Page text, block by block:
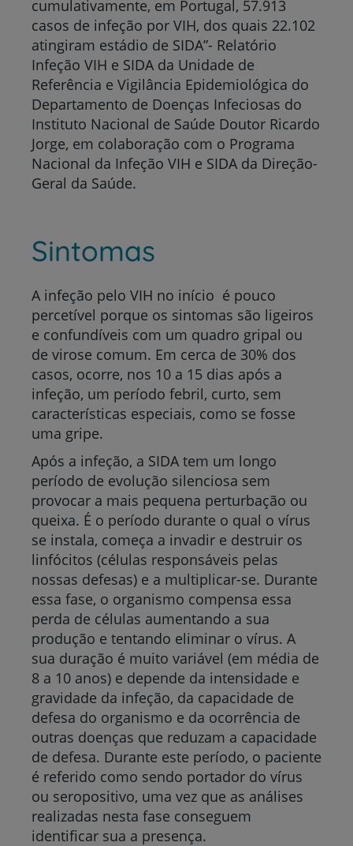
cumulativamente, em Portugal, 57.913
casos de infeção por VIH, dos quais 22.102
atingiram estádio de SIDA”- Relatório
Infeção VIH e SIDA da Unidade de
Referência e Vigilância Epidemiológica do
Departamento de Doenças Infeciosas do
Instituto Nacional de Saúde Doutor Ricardo
Jorge, em colaboração com o Programa
Nacional da Infeção VIH e SIDA da Direção-
Geral da Saúde.
Sintomas
A infeção pelo VIH no início é pouco
percetível porque os sintomas são ligeiros
e confundíveis com um quadro gripal ou
de virose comum. Em cerca de 30% dos
casos, ocorre, nos 10 a 15 dias após a
infeção, um período febril, curto, sem
características especiais, como se fosse
uma gripe.
Após a infeção, a SIDA tem um longo
período de evolução silenciosa sem
provocar a mais pequena perturbação ou
queixa. É o período durante o qual o vírus
se instala, começa a invadir e destruir os
linfócitos (células responsáveis pelas
nossas defesas) e a multiplicar-se. Durante
essa fase, o organismo compensa essa
perda de células aumentando a sua
produção e tentando eliminar o vírus. A
sua duração é muito variável (em média de
8 a 10 anos) e depende da intensidade e
gravidade da infeção, da capacidade de
defesa do organismo e da ocorrência de
outras doenças que reduzam a capacidade
de defesa. Durante este período, o paciente
é referido como sendo portador do vírus
ou seropositivo, uma vez que as análises
realizadas nesta fase conseguem
identificar sua a presença.